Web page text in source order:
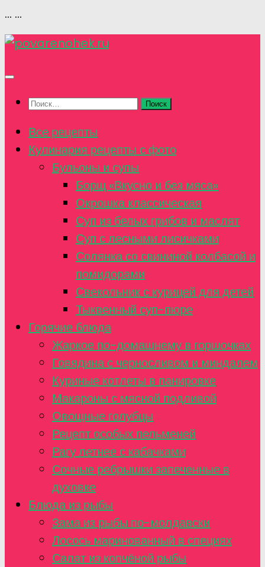
... ...
Перейти
содержимому
Найти:
Все рецепты
Кулинария рецепты с фото
Бульоны и супы
Борщ «Вкусно и без мяса»
Окрошка классическая
Суп из белых грибов и маслят
Суп с лесными лисичками
Солянка со свининой колбасой и
помидорами
Свекольник с курицей для детей
Тыквенный суп-пюре
Горячие блюда
Жаркое по-домашнему в горшочках
Говядина с черносливом и миндалем
Куриные котлеты в панировке
Макароны с мясной подливой
Овощные голубцы
Рецепт особых пельменей
Рагу летнее с кабачками
Сочные ребрышки запеченные в
духовке
Блюда из рыбы
Зама из рыбы по-молдавски
Лосось маринованный в специях
Салат из копчёной рыбы